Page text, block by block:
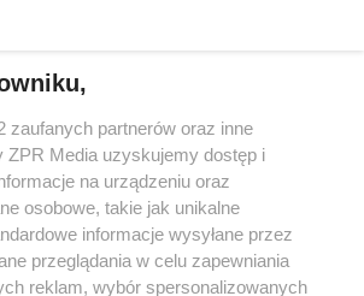
w serwisie nie może być powielany i
dalej rozpowszechniany w jakikolwiek sposób (w
lub mechaniczny) na jakimkolwiek polu
formie, włącznie z umieszczaniem w
zgody właściciela praw. Jakiekolwiek użycie lub
w całości lub w części z naruszeniem prawa,
jest zabronione pod groźbą kary i może być
zaufanych partnerów oraz inne
ZPR Media uzyskujemy dostęp i
na urządzeniu oraz
osobowe, takie jak unikalne
informacje wysyłane przez
przeglądania w celu zapewniania
reklam, wybór spersonalizowanych